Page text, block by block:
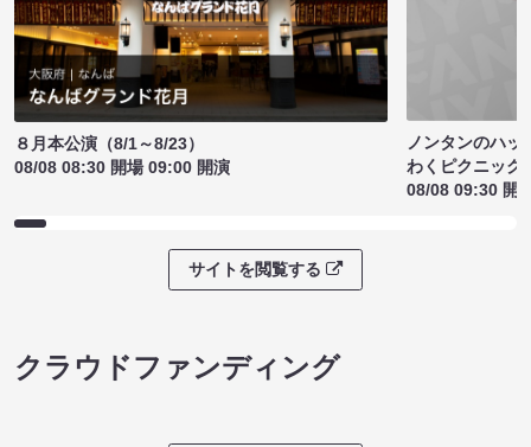
８月本公演（8/1～8/23）
08/08 08:30 開場 09:00 開演
ノンタンのハッ
わくピクニック
08/08 09:30 開
サイトを閲覧する
クラウドファンディング